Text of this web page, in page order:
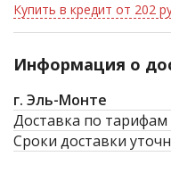
Купить в кредит от 202
Информация о
г. Эль-Монте
Доставка по тарифам
Сроки доставки